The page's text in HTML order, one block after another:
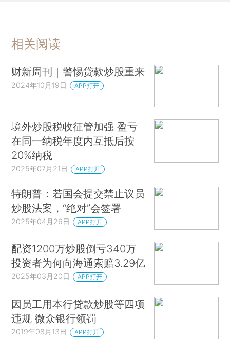
相关阅读
财新周刊｜警惕贷款炒股重来
2024年10月19日 APP打开
境外炒股税收征管加强 盈亏
在同一纳税年度内互抵后按
20%纳税
2025年07月21日 APP打开
特朗普：若国会提交禁止议员
炒股法案，“绝对”会签署
2025年04月26日 APP打开
配资1200万炒股倒亏340万
投资者为何向海通索赔3.29亿
2025年03月20日 APP打开
因员工用本行贷款炒股等四项
违规 微众银行领罚
2019年08月13日 APP打开